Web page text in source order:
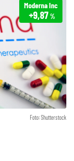
Foto: Shutterstock
Moderna Inc
+9,87 %